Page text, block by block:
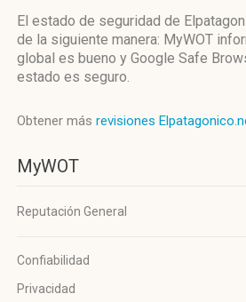
El estado de seguridad de
de la siguiente manera: MyWOT
global es bueno y Google Safe
estado es seguro.
Obtener más revisiones
MyWOT
Reputación General
Confiabilidad
Privacidad